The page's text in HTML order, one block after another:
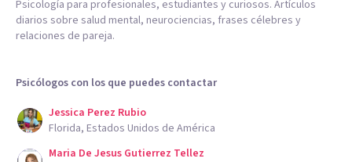
Psicología para profesionales, estudiantes y curiosos. Artículos
diarios sobre salud mental, neurociencias, frases célebres y
relaciones de pareja.
Psicólogos con los que puedes contactar
Jessica Perez Rubio
Florida, Estados Unidos de América
Maria De Jesus Gutierrez Tellez